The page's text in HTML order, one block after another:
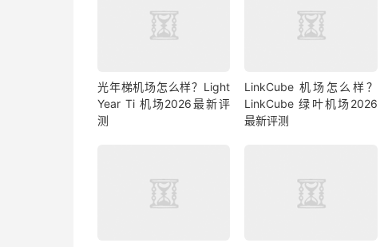
光年梯机场怎么样？Light
Year Ti 机场2026最新评
测
LinkCube 机场怎么样？
LinkCube 绿叶机场2026
最新评测